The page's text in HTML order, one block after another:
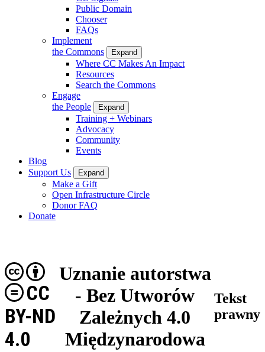
Public Domain
Chooser
FAQs
Implement
the Commons
Expand
Where CC Makes An Impact
Resources
Search the Commons
Engage
the People
Expand
Training + Webinars
Advocacy
Community
Events
Blog
Support Us
Expand
Make a Gift
Open Infrastructure Circle
Donor FAQ
Donate
Uznanie autorstwa
- Bez Utworów
Zależnych 4.0
Międzynarodowa
CC
BY-ND
4.0
Tekst
prawny